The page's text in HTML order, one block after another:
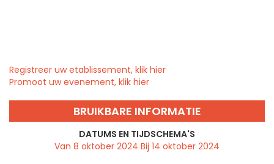
Registreer uw etablissement, klik hier
Promoot uw evenement, klik hier
BRUIKBARE INFORMATIE
DATUMS EN TIJDSCHEMA'S
Van 8 oktober 2024 Bij 14 oktober 2024